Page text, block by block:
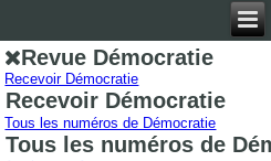
Revue Démocratie
Recevoir Démocratie
Recevoir Démocratie
Tous les numéros de Démocratie
Tous les numéros de